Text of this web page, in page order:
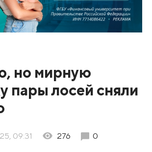
но мирную
пары лосей сняли
09:31 276 0